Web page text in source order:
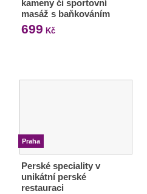
kameny či sportovní
masáž s baňkováním
699 Kč
Praha
Perské speciality v
unikátní perské
restauraci